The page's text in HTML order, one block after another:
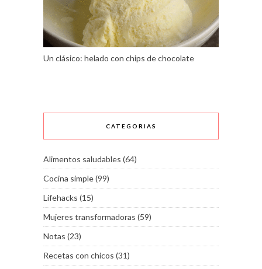
Un clásico: helado con chips de chocolate
CATEGORIAS
Alimentos saludables (64)
Cocina simple(99)
Lifehacks (15)
Mujeres transformadoras (59)
Notas (23)
Recetas con chicos (31)